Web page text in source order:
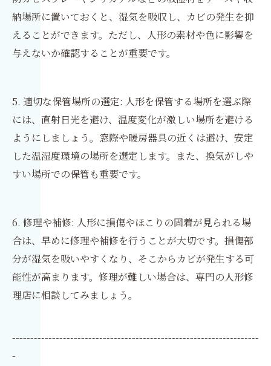
納場所に置いておくと、湿気を吸収し、カビの発生を抑
えることができます。ただし、人形の素材や色に影響を
与えないか確認することが重要です。
5. 適切な保管場所の選定: 人形を保管する場所を選ぶ際
には、直射日光を避け、温度変化が激しい場所を避ける
ようにしましょう。窓際や暖房器具の近くは避け、安定
した温湿度環境の場所を選定します。また、換気がしや
すい場所での保管も重要です。
6. 修理や補修: 人形に損傷やほこりの固着が見られる場
合は、早めに修理や補修を行うことが大切です。損傷部
分が湿気を吸いやすくなり、そこからカビが発生する可
能性が高まります。修理が難しい場合は、専門の人形修
理店に相談してみましょう。
--------------------------------------------------------------------
-